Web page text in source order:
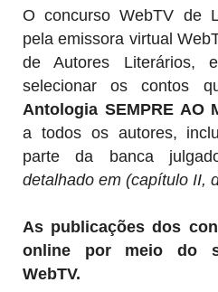
O concurso WebTV de
pela emissora virtual
de Autores Literários,
selecionar os contos
Antologia SEMPRE AO
a todos os autores,
parte da banca
detalhado em (capítulo II,
As publicações dos
online por meio do
WebTV.